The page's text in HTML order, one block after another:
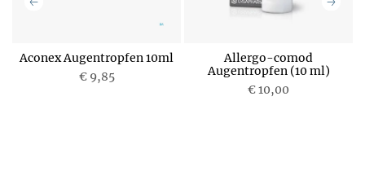
Aconex Augentropfen 10ml
€ 9,85
Allergo-comod
Augentropfen (10 ml)
€ 10,00